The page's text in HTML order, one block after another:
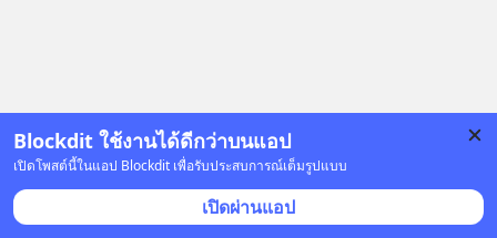
Blockdit ใช้งานได้ดีกว่าบนแอป
เปิดโพสต์นี้ในแอป Blockdit เพื่อรับประสบการณ์เต็มรูปแบบ
เปิดผ่านแอป